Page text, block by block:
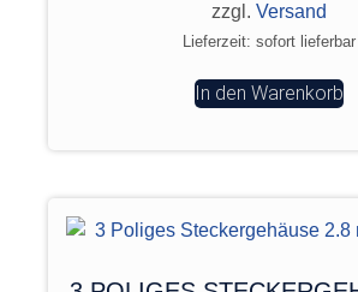
zzgl. Versand
Lieferzeit: sofort lieferbar
In den Warenkorb